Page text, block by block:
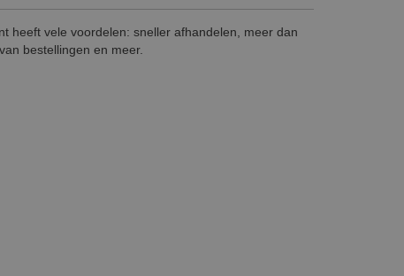
heeft vele voordelen: sneller afhandelen, meer dan
bestellingen en meer.